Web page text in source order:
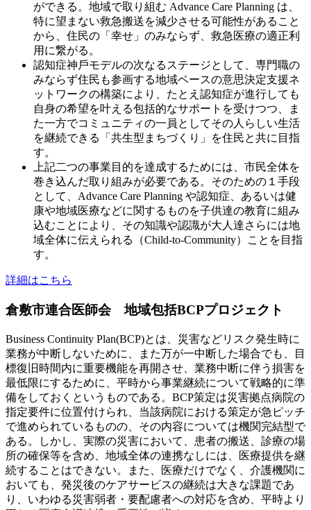
ができる。地域で取り組む Advance Care Planning は、
特に望まない救急搬送を減少させる可能性があること
から、住⺠の「幸せ」のみならず、救急医療の適正利
用に繋がる。
認知症神⼾モデルの次なるステージとして、専⾨職の
みならず住⺠も参画する地域ベースの意思決定⽀援ネ
ットワークの構築により、たとえ認知症が進⾏しても
自身の希望を叶える包括的なサポートを受けつつ、ま
た一方でコミュニティの一員としてその人らしい生活
を継続できる「共生型まちづくり」を住⺠と共に目指
す。
上記⼆つの事業目的を達成するためには、市⺠全体を
巻き込んだ取り組みが必要である。そのための１手段
として、Advance Care Planning や認知症、あるいは健
康や地域医療などに関するものを子供達の教育に組み
込むことにより、その知識や認識が大人達さらには地
域全体に伝えられる（Child-to-Community）ことを目指
す。
詳細はこちら
倉敷市連合医師会 地域包括BCPプロジェクト
Business Continuity Plan(BCP)とは、災害などリスク発生時に
業務が中断しないために、また万が一中断した場合でも、目
標復旧時間内に重要機能を再開させ、業務中断に伴う損害を
最低限にするために、平時から事業継続について戦略的に準
備をしておくというものである。BCP策定は災害拠点病院の
指定要件に位置付けられ、当該病院における策定が急ピッチ
で進められているものの、その内容については機関完結型で
ある。しかし、実際の災害において、患者の搬送、診療の場
所の確保等を含め、地域全体の連携なしには、医療提供を継
続することはできない。また、医療だけでなく、介護機関に
おいても、発災後のケアサービスの継続は大きな課題であ
り、いわゆる災害弱者・要配慮者への対応を含め、平時より